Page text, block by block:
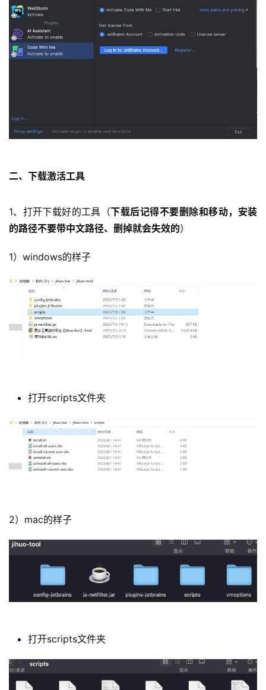
二、下载激活工具
1、打开下载好的工具（下载后记得不要删除和移动，安装
的路径不要带中文路径、删掉就会失效的）
1）windows的样子
打开scripts文件夹
2）mac的样子
打开scripts文件夹